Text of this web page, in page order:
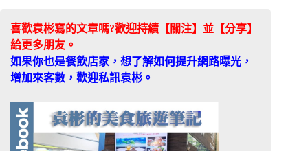
喜歡袁彬寫的文章嗎?歡迎持續【關注】並【分享】
給更多朋友。
如果你也是餐飲店家，想了解如何提升網路曝光，
增加來客數，歡迎私訊袁彬。